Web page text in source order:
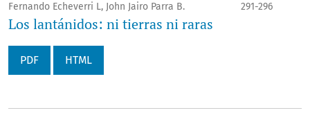
Fernando Echeverri L, John Jairo Parra B. 291-296
Los lantánidos: ni tierras ni raras
PDF HTML